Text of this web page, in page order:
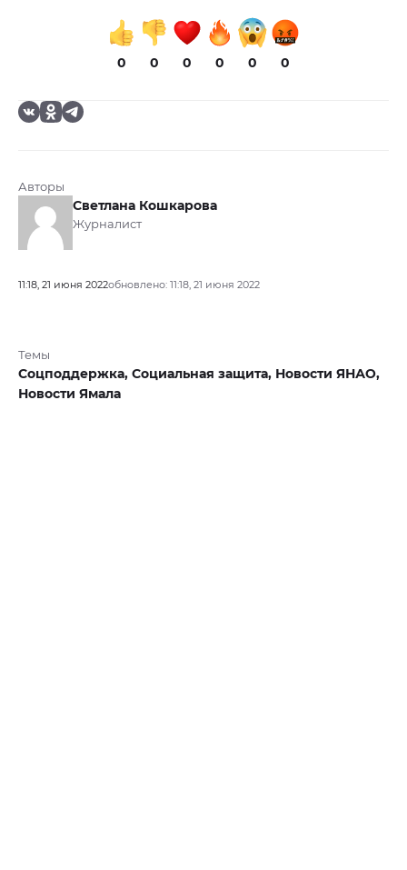
0 0 0 0 0 0
Авторы
Светлана Кошкарова
Журналист
11:18, 21 июня 2022обновлено: 11:18, 21 июня 2022
Темы
Соцподдержка, Социальная защита, Новости ЯНАО,
Новости Ямала